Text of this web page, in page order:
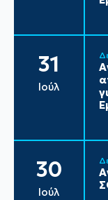
31
Ιούλ
30
Ιούλ